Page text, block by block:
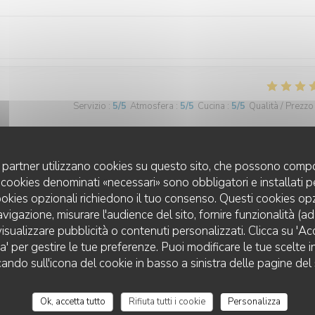
utilizzano cookies su questo sito, che possono
denominati «necessari» sono obbligatori e installati
opzionali richiedono il tuo consenso. Questi cookies
misurare l'audience del sito, fornire funzionalità
pubblicità o contenuti personalizzati. Clicca su
per gestire le tue preferenze. Puoi modificare le tue scelte
sull'icona del cookie in basso a sinistra delle pagine del
Ok, accetta tutto Rifiuta tutti i cookie
Personalizza
Servizio : 5/5 Atmosfera : 5/5 Cucina : 5/5 Qualità / Prezzo
Servizio: 5/5 Atmosfera: 4/5 Cucina : 4 /5 Qualità / Prezzo
qualité,cadre intimiste pour une soirée très conviviale
LES JARDINS DE SIDI BOU SAÏD